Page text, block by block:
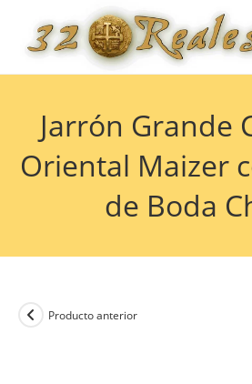
contenido
Jarrón Grande
Oriental Maizer
de Boda
Producto anterior